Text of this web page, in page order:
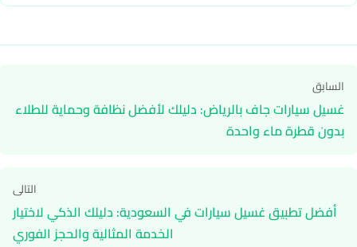
تصفّح
المقالات
السابق
غسيل سيارات جاف بالرياض: دليلك لأفضل نظافة وحماية للطلاء
بدون قطرة ماء واحدة
التالى
أفضل تطبيق غسيل سيارات في السعودية: دليلك الذكي لاختيار
الخدمة المثالية والحجز الفوري